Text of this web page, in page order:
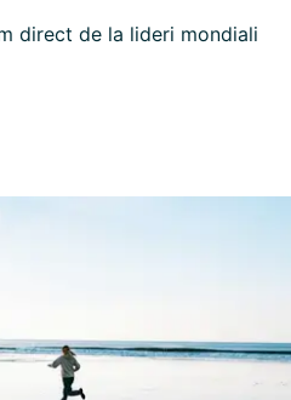
direct de la lideri mondiali